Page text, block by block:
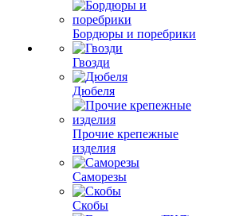
Бордюры и поребрики
Гвозди
Дюбеля
Прочие крепежные
изделия
Саморезы
Скобы